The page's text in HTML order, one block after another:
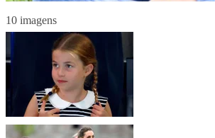
10 imagens